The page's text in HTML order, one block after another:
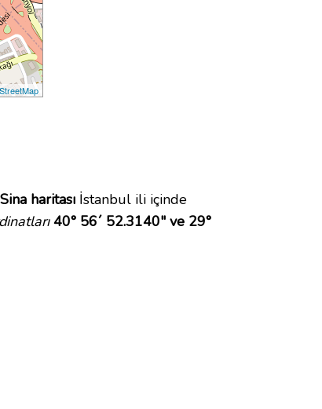
haritası İstanbul ili içinde
40° 56´ 52.3140" ve 29°